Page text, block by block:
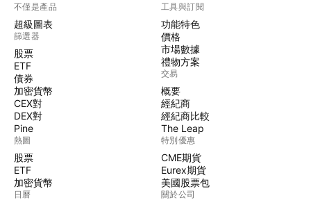
不僅是產品
超級圖表
篩選器
股票
ETF
債券
加密貨幣
CEX對
DEX對
Pine
熱圖
股票
ETF
加密貨幣
日曆
工具與訂閱
功能特色
價格
市場數據
禮物方案
交易
概要
經紀商
經紀商比較
The Leap
特別優惠
CME期貨
Eurex期貨
美國股票包
關於公司